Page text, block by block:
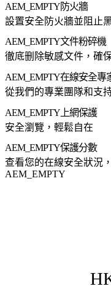
AEM_EMPTY防火牆
設置安全防火牆並阻止
AEM_EMPTY文件粉碎機
徹底删除敏感文件，確
AEM_EMPTY在線安全專
從我們的專業團隊和支
AEM_EMPTY 上網保護
安全瀏覽，輕鬆自在
AEM_EMPTY保護分數
查看您的在線安全狀況
AEM_EMPTY